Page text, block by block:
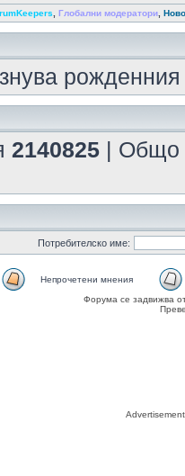
Глобални модератори
2140825 | Общо
Потребителско име:
Непрочетени мнения
Форума се задвижва